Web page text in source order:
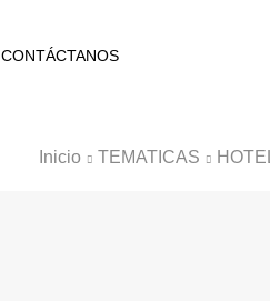
CONTÁCTANOS
Inicio TEMATICAS